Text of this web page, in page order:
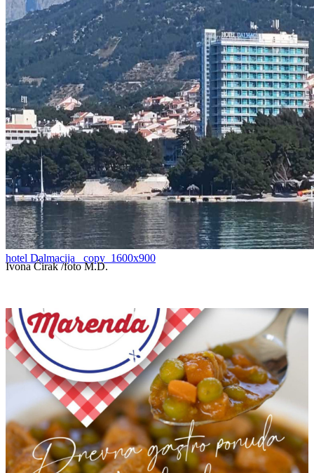
hotel Dalmacija _copy_1600x900
Ivona Ćirak /foto M.D.